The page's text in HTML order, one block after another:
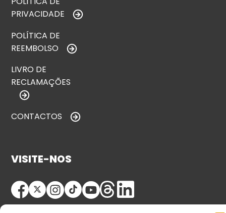
PRIVACIDADE
POLÍTICA DE
REEMBOLSO
LIVRO DE
RECLAMAÇÕES
CONTACTOS
VISITE-NOS